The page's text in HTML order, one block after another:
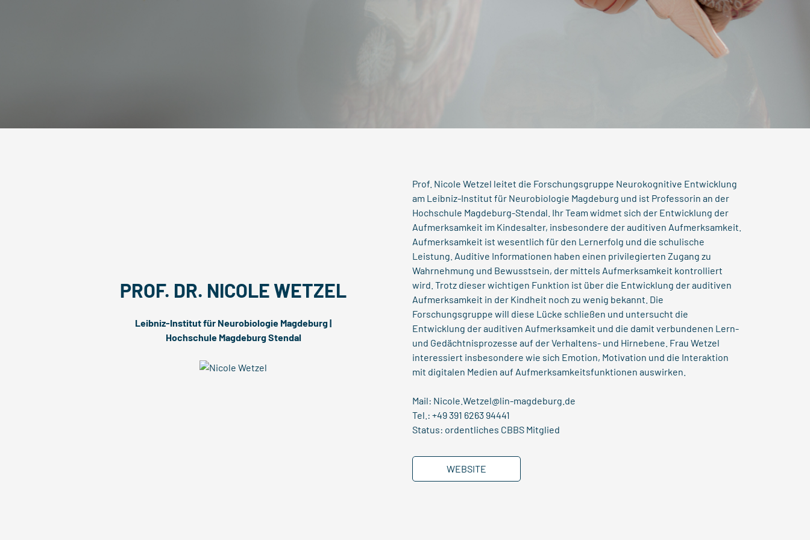
PROF. DR. NICOLE WETZEL
Leibniz-Institut für Neurobiologie Magdeburg |
Hochschule Magdeburg Stendal
Prof. Nicole Wetzel leitet die Forschungsgruppe Neurokognitive Entwicklung
am Leibniz-Institut für Neurobiologie Magdeburg und ist Professorin an der
Hochschule Magdeburg-Stendal. Ihr Team widmet sich der Entwicklung der
Aufmerksamkeit im Kindesalter, insbesondere der auditiven Aufmerksamkeit.
Aufmerksamkeit ist wesentlich für den Lernerfolg und die schulische
Leistung. Auditive Informationen haben einen privilegierten Zugang zu
Wahrnehmung und Bewusstsein, der mittels Aufmerksamkeit kontrolliert
wird. Trotz dieser wichtigen Funktion ist über die Entwicklung der auditiven
Aufmerksamkeit in der Kindheit noch zu wenig bekannt. Die
Forschungsgruppe will diese Lücke schließen und untersucht die
Entwicklung der auditiven Aufmerksamkeit und die damit verbundenen Lern-
und Gedächtnisprozesse auf der Verhaltens- und Hirnebene. Frau Wetzel
interessiert insbesondere wie sich Emotion, Motivation und die Interaktion
mit digitalen Medien auf Aufmerksamkeitsfunktionen auswirken.
Mail: Nicole.Wetzel@lin-magdeburg.de
Tel.: +49 391 6263 94441
Status: ordentliches CBBS Mitglied
WEBSITE